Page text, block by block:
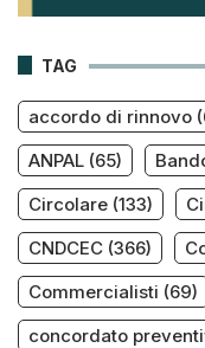
TAG
accordo di rinnovo
ANPAL (65)
Circolare (133)
CNDCEC (366)
Commercialisti (69)
concordato